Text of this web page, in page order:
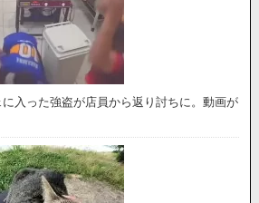
に入った強盗が店員から返り討ちに。動画が